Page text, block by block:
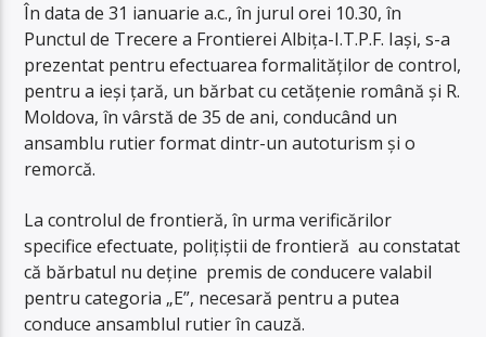
În data de 31 ianuarie a.c., în jurul orei 10.30, în
Punctul de Trecere a Frontierei Albiţa-I.T.P.F. Iaşi, s-a
prezentat pentru efectuarea formalităţilor de control,
pentru a ieși ţară, un bărbat cu cetățenie română și R.
Moldova, în vârstă de 35 de ani, conducând un
ansamblu rutier format dintr-un autoturism și o
remorcă.
La controlul de frontieră, în urma verificărilor
specifice efectuate, polițiștii de frontieră au constatat
că bărbatul nu deţine premis de conducere valabil
pentru categoria „E”, necesară pentru a putea
conduce ansamblul rutier în cauză.